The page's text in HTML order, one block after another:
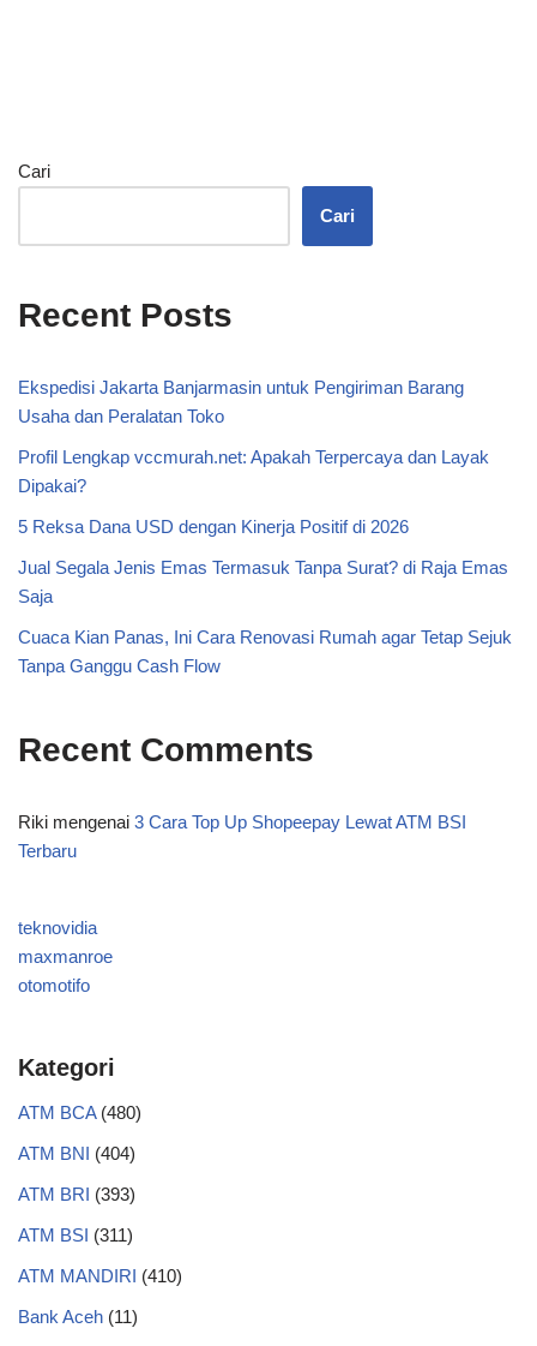
Cari
Cari
Recent Posts
Ekspedisi Jakarta Banjarmasin untuk Pengiriman Barang
Usaha dan Peralatan Toko
Profil Lengkap vccmurah.net: Apakah Terpercaya dan Layak
Dipakai?
5 Reksa Dana USD dengan Kinerja Positif di 2026
Jual Segala Jenis Emas Termasuk Tanpa Surat? di Raja Emas
Saja
Cuaca Kian Panas, Ini Cara Renovasi Rumah agar Tetap Sejuk
Tanpa Ganggu Cash Flow
Recent Comments
Riki mengenai 3 Cara Top Up Shopeepay Lewat ATM BSI
Terbaru
teknovidia
maxmanroe
otomotifo
Kategori
ATM BCA(480)
ATM BNI (404)
ATM BRI (393)
ATM BSI (311)
ATM MANDIRI (410)
Bank Aceh (11)